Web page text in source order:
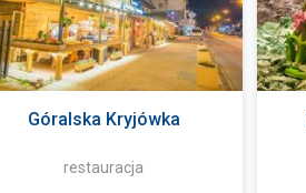
Góralska Kryjówka
restauracja